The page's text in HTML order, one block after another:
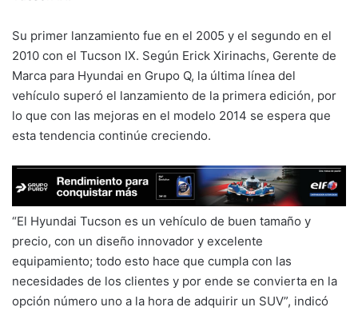
Su primer lanzamiento fue en el 2005 y el segundo en el
2010 con el Tucson IX. Según Erick Xirinachs, Gerente de
Marca para Hyundai en Grupo Q, la última línea del
vehículo superó el lanzamiento de la primera edición, por
lo que con las mejoras en el modelo 2014 se espera que
esta tendencia continúe creciendo.
“El Hyundai Tucson es un vehículo de buen tamaño y
precio, con un diseño innovador y excelente
equipamiento; todo esto hace que cumpla con las
necesidades de los clientes y por ende se convierta en la
opción número uno a la hora de adquirir un SUV”, indicó